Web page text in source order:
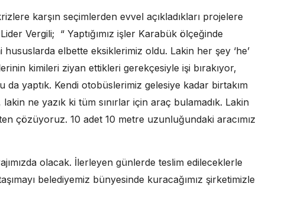
karşın seçimlerden evvel açıkladıkları projelere
Vergili; “ Yaptığımız işler Karabük ölçeğinde
elbette eksiklerimiz oldu. Lakin her şey ‘he’
kimileri ziyan ettikleri gerekçesiyle işi bırakıyor,
yaptık. Kendi otobüslerimiz gelesiye kadar birtakım
ne yazık ki tüm sınırlar için araç bulamadık. Lakin
çözüyoruz. 10 adet 10 metre uzunluğundaki aracımız
olacak. İlerleyen günlerde teslim edileceklerle
belediyemiz bünyesinde kuracağımız şirketimizle